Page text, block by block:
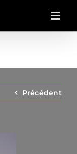
Précédent